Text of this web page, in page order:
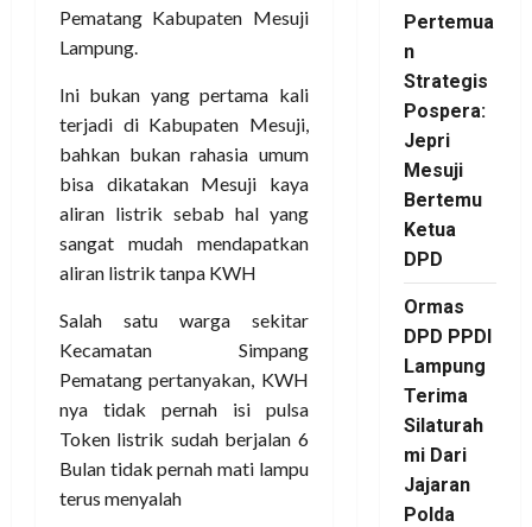
Pematang Kabupaten Mesuji
Lampung.
Ini bukan yang pertama kali
terjadi di Kabupaten Mesuji,
bahkan bukan rahasia umum
bisa dikatakan Mesuji kaya
aliran listrik sebab hal yang
sangat mudah mendapatkan
aliran listrik tanpa KWH
Salah satu warga sekitar
Kecamatan Simpang
Pematang pertanyakan, KWH
nya tidak pernah isi pulsa
Token listrik sudah berjalan 6
Bulan tidak pernah mati lampu
terus menyalah
Pertemua
n
Strategis
Pospera:
Jepri
Mesuji
Bertemu
Ketua
DPD
Ormas
DPD PPDI
Lampung
Terima
Silaturah
mi Dari
Jajaran
Polda